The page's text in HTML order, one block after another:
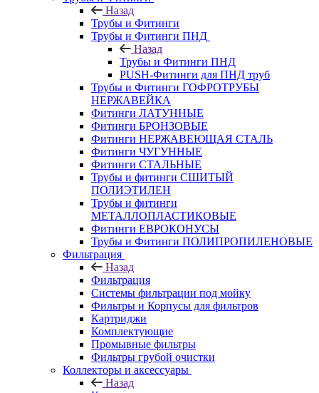
Назад
Трубы и Фитинги
Трубы и Фитинги ПНД
Назад
Трубы и Фитинги ПНД
PUSH-Фитинги для ПНД труб
Трубы и Фитинги ГОФРОТРУБЫ
НЕРЖАВЕЙКА
Фитинги ЛАТУННЫЕ
Фитинги БРОНЗОВЫЕ
Фитинги НЕРЖАВЕЮЩАЯ СТАЛЬ
Фитинги ЧУГУННЫЕ
Фитинги СТАЛЬНЫЕ
Трубы и фитинги СШИТЫЙ
ПОЛИЭТИЛЕН
Трубы и фитинги
МЕТАЛЛОПЛАСТИКОВЫЕ
Фитинги ЕВРОКОНУСЫ
Трубы и Фитинги ПОЛИПРОПИЛЕНОВЫЕ
Фильтрация
Назад
Фильтрация
Системы фильтрации под мойку
Фильтры и Корпусы для фильтров
Картриджи
Комплектующие
Промывные фильтры
Фильтры грубой очистки
Коллекторы и аксессуары
Назад